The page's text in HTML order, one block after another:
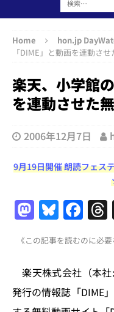
Home hon.jp
「DIME」と動画を連動さ
楽天、小学館
を連動させた
2006年12月7日
9月19日開催 朗読フェス
M
a
st
o
d
Bl
u
e
s
k
F
a
c
e
b
《この記事を読むのに必
楽天株式会社（本
発行の情報誌「DIME